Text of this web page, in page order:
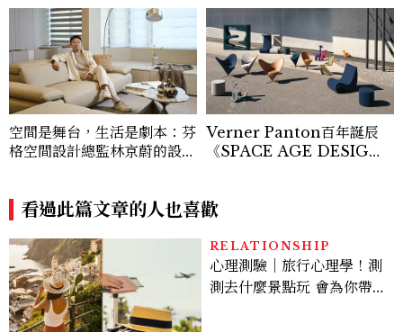
空間是舞台，生活是劇本：芬
格空間設計總監林京蔚的設計
「家」
Verner Panton百年誕辰
《SPACE AGE DESIG
看過此篇文章的人也喜歡
RELATIONSHIP
心理測驗｜旅行心理學！測
測去什麼景點玩 會為你帶來